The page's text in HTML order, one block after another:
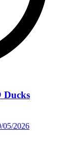
Ducks
05/2026